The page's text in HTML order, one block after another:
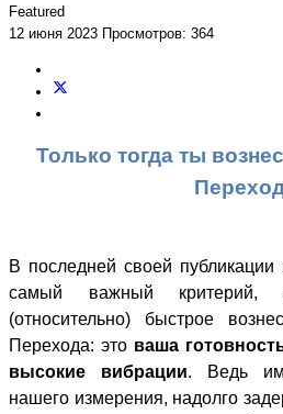
Featured
12 июня 2023 Просмотров: 364
Только тогда ты
В последней своей
самый важный критерий,
(относительно) быстрое
Перехода: это ваша
высокие вибрации. Ведь
нашего измерения, надолго